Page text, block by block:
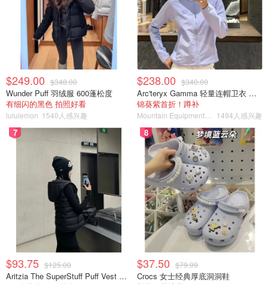
$249.00 $348.00
Wunder Puff 羽绒服 600蓬松度
有细闪的黑色 拍照好看
lululemon 1540人感兴趣
$238.00 $340.00
Arc'teryx Gamma 轻量连帽卫衣 女款
锦葵紫首折！蹲补
1494人感兴趣
7
$93.75 $125.00
Aritzia The SuperStuff Puff Vest 轻盈亮面马甲
8
$37.50 $79.99
Crocs 女士经典厚底洞洞鞋